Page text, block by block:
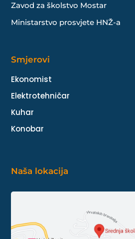
Zavod za školstvo Mostar
Ministarstvo prosvjete HNŽ-a
Smjerovi
Ekonomist
Elektrotehničar
Kuhar
Konobar
Naša lokacija